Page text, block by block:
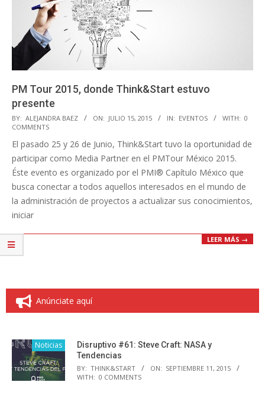
PM Tour 2015, donde Think&Start estuvo
presente
2015-
07-
15
BY: ALEJANDRA BAEZ ON: JULIO 15, 2015 IN: EVENTOS WITH: 0
COMMENTS
El pasado 25 y 26 de Junio, Think&Start tuvo la oportunidad de
participar como Media Partner en el PMTour México 2015.
Éste evento es organizado por el PMI® Capítulo México que
busca conectar a todos aquellos interesados en el mundo de
la administración de proyectos a actualizar sus conocimientos,
iniciar
LEER MÁS →
Anúnciate aquí
Noticias
Disruptivo #61: Steve Craft: NASA y
Tendencias
BY: THINK&START ON: SEPTIEMBRE 11, 2015
WITH: 0 COMMENTS